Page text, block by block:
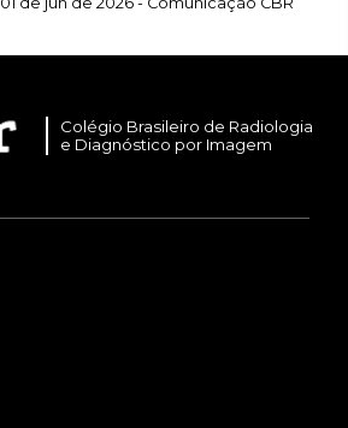
Colégio Brasileiro de Radiologia
e Diagnóstico por Imagem